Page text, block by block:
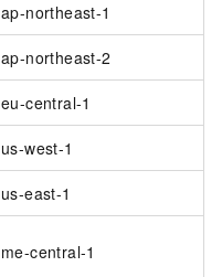
ap-northeast-1
ap-northeast-2
eu-central-1
us-west-1
us-east-1
me-central-1